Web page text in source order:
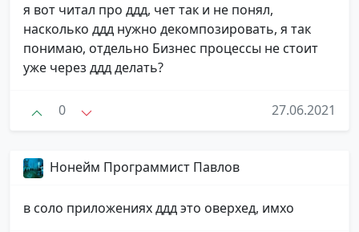
я вот читал про ддд, чет так и не понял,
насколько ддд нужно декомпозировать, я так
понимаю, отдельно Бизнес процессы не стоит
уже через ддд делать?
0 27.06.2021
Нонейм Программист Павлов
в соло приложениях ддд это оверхед, имхо